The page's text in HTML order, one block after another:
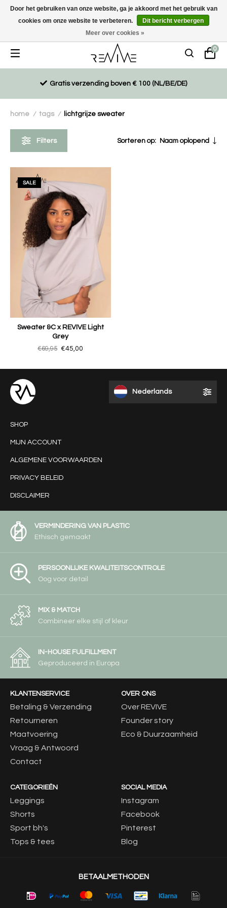
Duurzaam, eco-vriendelijk en ethisch gemaakte producten
0
Gratis verzending boven € 100 (NL/BE/DE)
home / tags / lichtgrijze sweater
Filters Sorteren op: Naam oplopend
SALE
Sweater &C x REVIVE Light
Grey
€69,95 €45,00
Nederlands
SHOP
MIJN ACCOUNT
ALGEMENE VOORWAARDEN
PRIVACY BELEID
DISCLAIMER
VERMINDERING VAN PLASTIC
Ethisch gemaakt
PERSOONLIJKE KWALITEITSCONTROLE
Oog voor detail
MIX & MATCH
Combineer elke stijl of kleur
IN-HOUSE FULFILLMENT
Geproduceerd in Europa
KLANTENSERVICE
Betaling & Verzending
Retourneren
Maatvoering
Vraag & Antwoord
Contact
OVER ONS
Over REVIVE
Founder story
Eco & Duurzaamheid
CATEGORIEËN
Leggings
Shorts
Sport bh's
Tops & tees
SOCIAL MEDIA
Instagram
Facebook
Pinterest
Blog
BETAALMETHODEN
Door het gebruiken van onze website, ga je akkoord met het gebruik van
cookies om onze website te verbeteren.
Dit bericht verbergen
Meer over cookies »